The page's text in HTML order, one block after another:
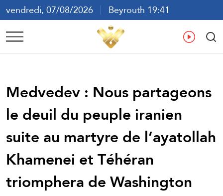
vendredi, 07/08/2026
Beyrouth 19:41
ع
Medvedev : Nous partageons
le deuil du peuple iranien
suite au martyre de l’ayatollah
Khamenei et Téhéran
triomphera de Washington